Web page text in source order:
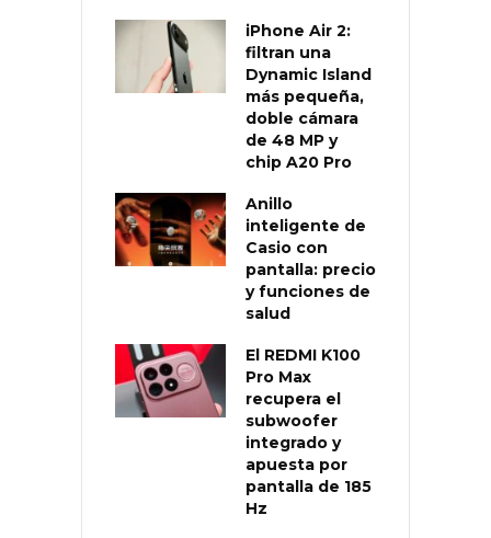
iPhone Air 2:
filtran una
Dynamic Island
más pequeña,
doble cámara
de 48 MP y
chip A20 Pro
Anillo
inteligente de
Casio con
pantalla: precio
y funciones de
salud
El REDMI K100
Pro Max
recupera el
subwoofer
integrado y
apuesta por
pantalla de 185
Hz